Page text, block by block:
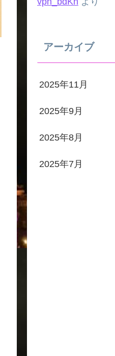
アーカイブ
2025年11月
2025年9月
2025年8月
2025年7月